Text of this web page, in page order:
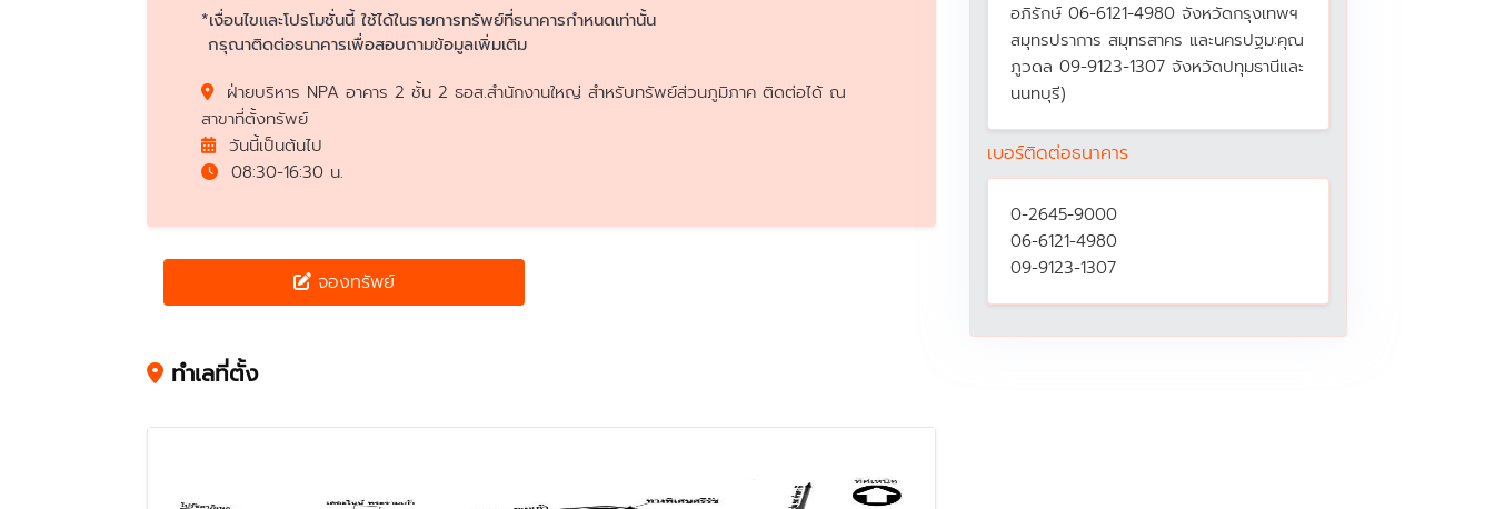
*เงื่อนไขและโปรโมชั่นนี้ ใช้ได้ในรายการทรัพย์ที่ธนาคารกำหนดเท่านั้น
กรุณาติดต่อธนาคารเพื่อสอบถามข้อมูลเพิ่มเติม
ฝ่ายบริหาร NPA อาคาร 2 ชั้น 2 ธอส.สำนักงานใหญ่ สำหรับทรัพย์ส่วนภูมิภาค ติดต่อได้ ณ
สาขาที่ตั้งทรัพย์
วันนี้เป็นต้นไป
08:30-16:30 น.
จองทรัพย์
ทำเลที่ตั้ง
อภิรักษ์ 06-6121-4980 จังหวัดกรุงเทพฯ
สมุทรปราการ สมุทรสาคร และนครปฐม:คุณ
ภูวดล 09-9123-1307 จังหวัดปทุมธานีและ
นนทบุรี)
เบอร์ติดต่อธนาคาร
0-2645-9000
06-6121-4980
09-9123-1307